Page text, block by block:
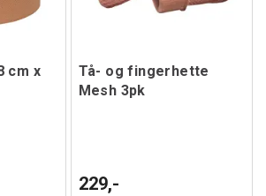
cm x
Tå- og fingerhette
Mesh 3pk
229,-